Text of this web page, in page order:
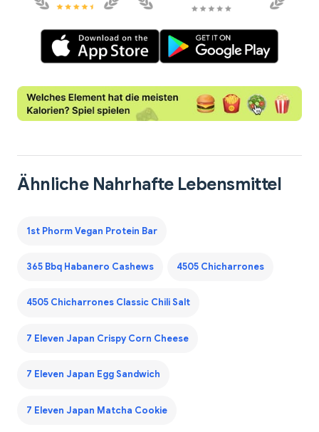
Ähnliche Nahrhafte Lebensmittel
1st Phorm Vegan Protein Bar
365 Bbq Habanero Cashews 4505 Chicharrones
4505 Chicharrones Classic Chili Salt
7 Eleven Japan Crispy Corn Cheese
7 Eleven Japan Egg Sandwich
7 Eleven Japan Matcha Cookie